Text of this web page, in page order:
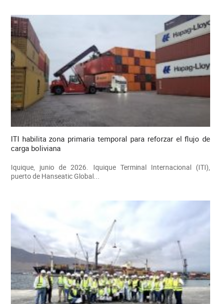
ITI habilita zona primaria temporal para reforzar el flujo de
carga boliviana
Iquique, junio de 2026. Iquique Terminal Internacional (ITI),
puerto de Hanseatic Global...